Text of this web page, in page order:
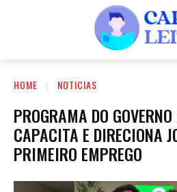
HOME NOTICIAS
PROGRAMA DO
CAPACITA E DIRECIONA
PRIMEIRO EMPREGO